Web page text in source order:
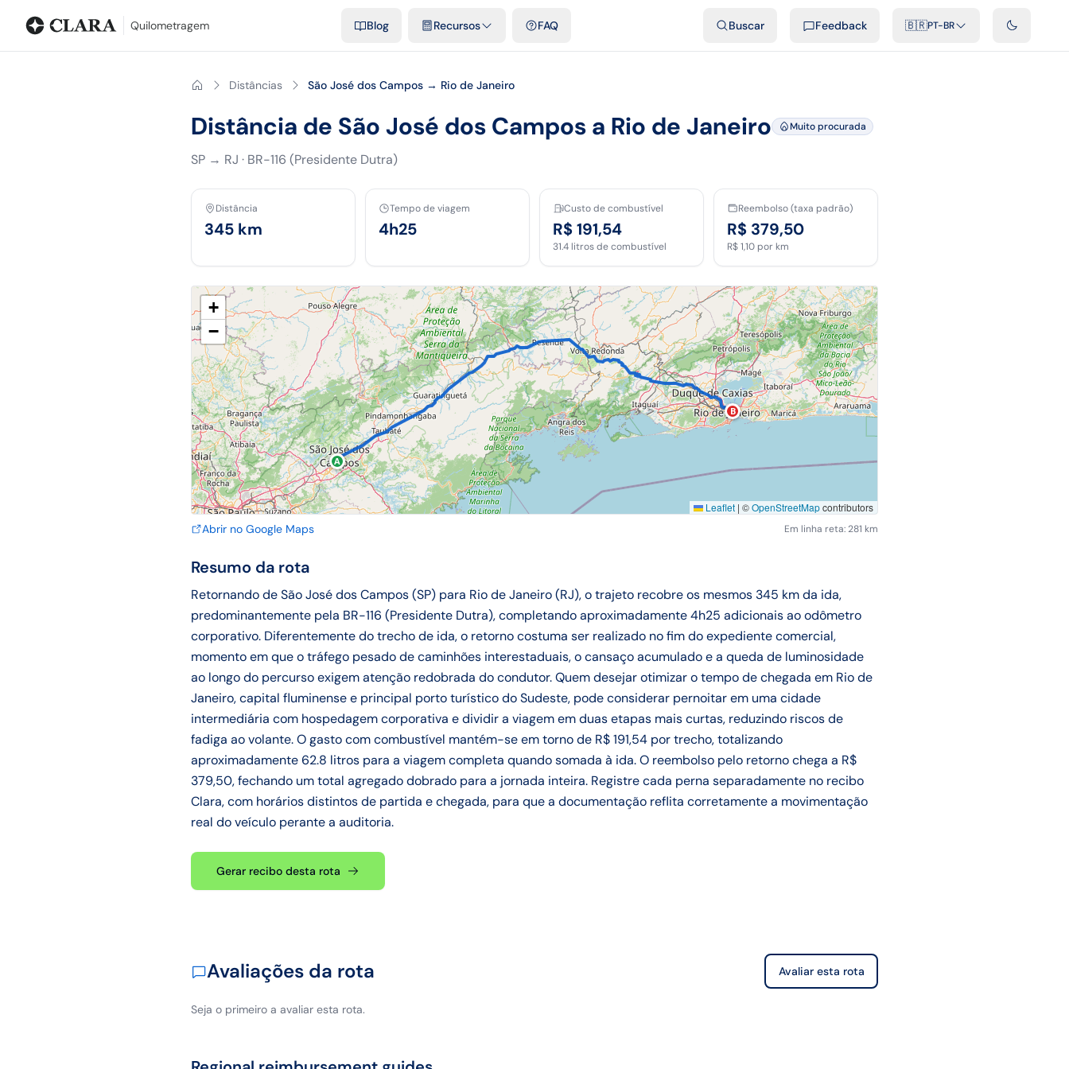
Quilometragem Blog Recursos FAQ Buscar Feedback 🇧🇷PT-BR
Distâncias São José dos Campos → Rio de Janeiro
Distância de São José dos Campos a Rio de Janeiro Muito procurada
SP → RJ · BR-116 (Presidente Dutra)
Distância
345 km
Tempo de viagem
4h25
Custo de combustível
R$ 191,54
31.4 litros de combustível
Reembolso (taxa padrão)
R$ 379,50
R$ 1,10 por km
A
B
+
−
Leaflet | ©OpenStreetMapcontributors
Abrir no Google Maps Em linha reta: 281 km
Resumo da rota
Retornando de São José dos Campos (SP) para Rio de Janeiro (RJ), o trajeto recobre os mesmos 345 km da ida,
predominantemente pela BR-116 (Presidente Dutra), completando aproximadamente 4h25 adicionais ao odômetro
corporativo. Diferentemente do trecho de ida, o retorno costuma ser realizado no fim do expediente comercial,
momento em que o tráfego pesado de caminhões interestaduais, o cansaço acumulado e a queda de luminosidade
ao longo do percurso exigem atenção redobrada do condutor. Quem desejar otimizar o tempo de chegada em Rio de
Janeiro, capital fluminense e principal porto turístico do Sudeste, pode considerar pernoitar em uma cidade
intermediária com hospedagem corporativa e dividir a viagem em duas etapas mais curtas, reduzindo riscos de
fadiga ao volante. O gasto com combustível mantém-se em torno de R$ 191,54 por trecho, totalizando
aproximadamente 62.8 litros para a viagem completa quando somada à ida. O reembolso pelo retorno chega a R$
379,50, fechando um total agregado dobrado para a jornada inteira. Registre cada perna separadamente no recibo
Clara, com horários distintos de partida e chegada, para que a documentação reflita corretamente a movimentação
real do veículo perante a auditoria.
Gerar recibo desta rota
Avaliações da rota Avaliar esta rota
Seja o primeiro a avaliar esta rota.